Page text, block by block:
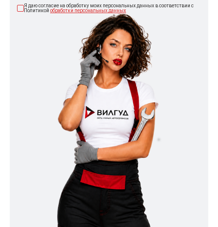
Я даю согласие на обработку моих персональных данных в соответствии с
Политикой обработки персональных данных